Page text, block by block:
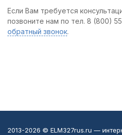
Если Вам требуется
позвоните нам по тел. 8 (800)
обратный звонок.
2013-2026 © ELM327rus.ru —